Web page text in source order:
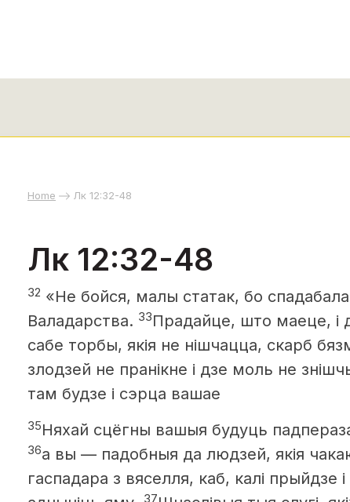
Home Лк 12:32-48
Лк 12:32-48
32 «Не бойся, малы статак, бо
Валадарства. 33Прадайце, што маеце, і
сабе торбы, якія не нішчацца, скарб
злодзей не пранікне і дзе моль не
там будзе і сэрца вашае
35Няхай сцёгны вашыя будуць
36а вы — падобныя да людзей, якія
гаспадара з вяселля, каб, калі прыйдзе
37